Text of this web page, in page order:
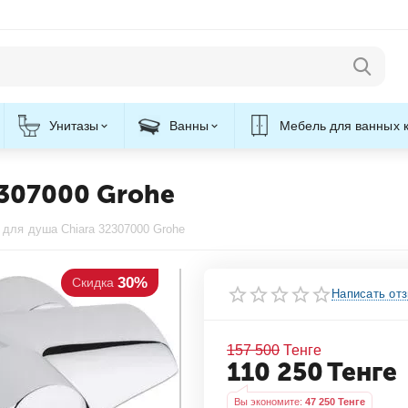
Унитазы Ванны Мебель для ванных
Grohe
душа Chiara 32307000 Grohe
30%
Написать
157 500 Тенге
110 250Тенге
Вы экономите: 47 250 Тенге